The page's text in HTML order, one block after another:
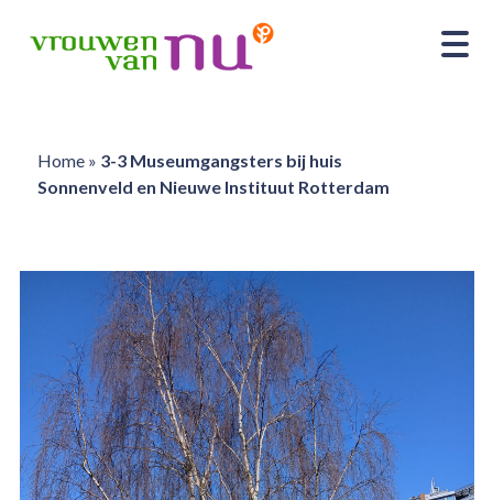
Home» 3-3 Museumgangsters bij huis
Sonnenveld en Nieuwe Instituut Rotterdam